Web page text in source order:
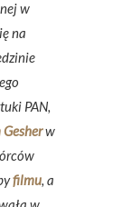
w
na
PAN,
Gesherw
filmu, a